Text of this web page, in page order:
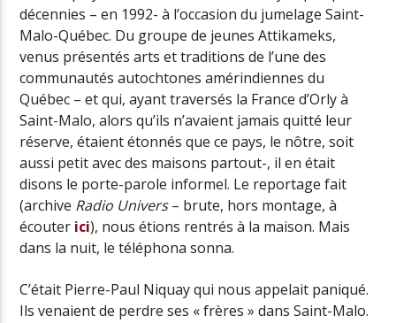
décennies – en 1992- à l’occasion du jumelage Saint-
Malo-Québec. Du groupe de jeunes Attikameks,
venus présentés arts et traditions de l’une des
communautés autochtones amérindiennes du
Québec – et qui, ayant traversés la France d’Orly à
Saint-Malo, alors qu’ils n’avaient jamais quitté leur
réserve, étaient étonnés que ce pays, le nôtre, soit
aussi petit avec des maisons partout-, il en était
disons le porte-parole informel. Le reportage fait
(archive Radio Univers– brute, hors montage, à
écouter ici), nous étions rentrés à la maison. Mais
dans la nuit, le téléphona sonna.
C’était Pierre-Paul Niquay qui nous appelait paniqué.
Ils venaient de perdre ses « frères » dans Saint-Malo.